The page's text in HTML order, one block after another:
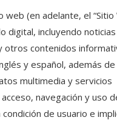
web (en adelante, el “Sitio
digital, incluyendo noticias
otros contenidos
y español, además
multimedia y servicios
navegación y uso
de usuario e